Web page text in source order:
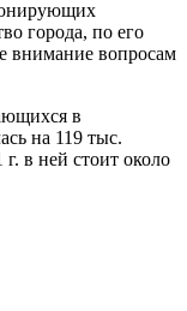
города, по его
внимание вопросам
в
на 119 тыс.
в ней стоит около